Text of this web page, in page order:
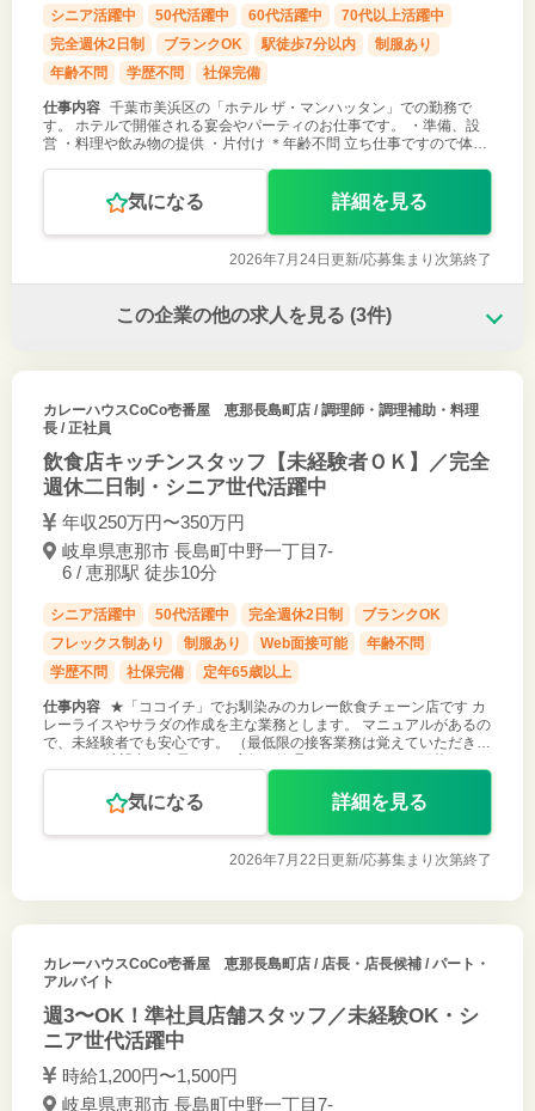
シニア活躍中 50代活躍中 60代活躍中
70代以上活躍中
完全週休2日制
ブランクOK 駅徒歩7分以内
制服あり
年齢不問
学歴不問 社保完備
仕事内容 千葉市美浜区の「ホテル ザ・マンハッタン」での勤務で
す。 ホテルで開催される宴会やパーティのお仕事です。 ・準備、設
営 ・料理や飲み物の提供 ・片付け ＊年齢不問 立ち仕事ですので体力
気になる 詳細を見る
2026年7月24日更新/応募集まり次第終了
この企業の他の求人を見る (3件)
カレーハウスCoCo壱番屋 恵那長島町店/ 調理師・調理補助・料理
長 / 正社員
飲食店キッチンスタッフ【未経験者ＯＫ】／完全
週休二日制・シニア世代活躍中
年収250万円〜350万円
岐阜県恵那市 長島町中野一丁目7-
6 / 恵那駅 徒歩10分
シニア活躍中 50代活躍中 完全週休2日制
ブランクOK
フレックス制あり
制服あり Web面接可能
年齢不問
学歴不問
社保完備 定年65歳以上
仕事内容
★「ココイチ」でお馴染みのカレー飲食チェーン店です カ
レーライスやサラダの作成を主な業務とします。 マニュアルがあるの
で、未経験者でも安心です。 （最低限の接客業務は覚えていただきま
気になる 詳細を見る
2026年7月22日更新/応募集まり次第終了
カレーハウスCoCo壱番屋 恵那長島町店/ 店長・店長候補 / パート・
アルバイト
週3〜OK！準社員店舗スタッフ／未経験OK・シ
ニア世代活躍中
時給1,200円〜1,500円
岐阜県恵那市 長島町中野一丁目7-